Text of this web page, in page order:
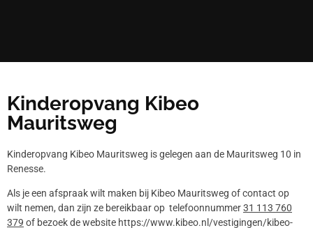
Kinderopvang Kibeo
Mauritsweg
Kinderopvang Kibeo Mauritsweg is gelegen aan de Mauritsweg 10 in
Renesse.
Als je een afspraak wilt maken bij Kibeo Mauritsweg of contact op
wilt nemen, dan zijn ze bereikbaar op telefoonnummer31 113 760
379 of bezoek de website https://www.kibeo.nl/vestigingen/kibeo-